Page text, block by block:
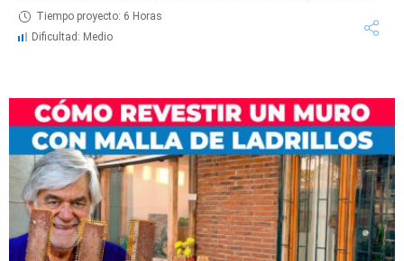
Tiempo proyecto: 6 Horas
Dificultad: Medio